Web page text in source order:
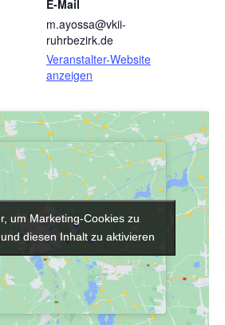
E-Mail
m.ayossa@vkii-
ruhrbezirk.de
Veranstalter-Website
anzeigen
um Marketing-Cookies zu
diesen Inhalt zu aktivieren
um Marketing-Cookies zu
diesen Inhalt zu aktivieren